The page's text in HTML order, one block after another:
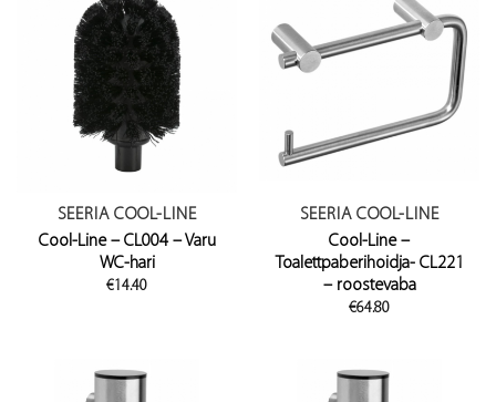
SEERIA COOL-LINE
Cool-Line – CL004 – Varu
WC-hari
€ 14.40
SEERIA COOL-LINE
Cool-Line –
Toalettpaberihoidja- CL221
– roostevaba
€64.80